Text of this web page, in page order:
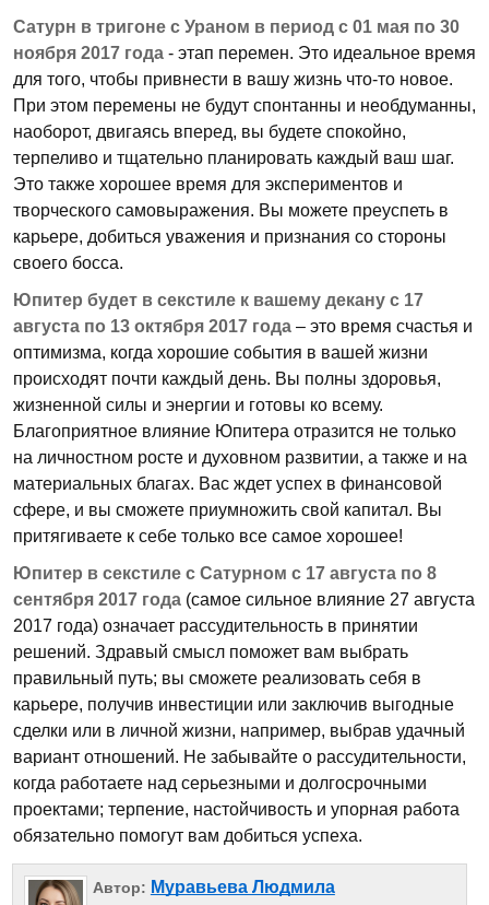
Сатурн в тригоне с Ураном в период с 01 мая по 30
ноября 2017 года - этап перемен. Это идеальное время
для того, чтобы привнести в вашу жизнь что-то новое.
При этом перемены не будут спонтанны и необдуманны,
наоборот, двигаясь вперед, вы будете спокойно,
терпеливо и тщательно планировать каждый ваш шаг.
Это также хорошее время для экспериментов и
творческого самовыражения. Вы можете преуспеть в
карьере, добиться уважения и признания со стороны
своего босса.
Юпитер будет в секстиле к вашему декану с 17
августа по 13 октября 2017 года – это время счастья и
оптимизма, когда хорошие события в вашей жизни
происходят почти каждый день. Вы полны здоровья,
жизненной силы и энергии и готовы ко всему.
Благоприятное влияние Юпитера отразится не только
на личностном росте и духовном развитии, а также и на
материальных благах. Вас ждет успех в финансовой
сфере, и вы сможете приумножить свой капитал. Вы
притягиваете к себе только все самое хорошее!
Юпитер в секстиле с Сатурном с 17 августа по 8
сентября 2017 года (самое сильное влияние 27 августа
2017 года) означает рассудительность в принятии
решений. Здравый смысл поможет вам выбрать
правильный путь; вы сможете реализовать себя в
карьере, получив инвестиции или заключив выгодные
сделки или в личной жизни, например, выбрав удачный
вариант отношений. Не забывайте о рассудительности,
когда работаете над серьезными и долгосрочными
проектами; терпение, настойчивость и упорная работа
обязательно помогут вам добиться успеха.
Автор: Муравьева Людмила